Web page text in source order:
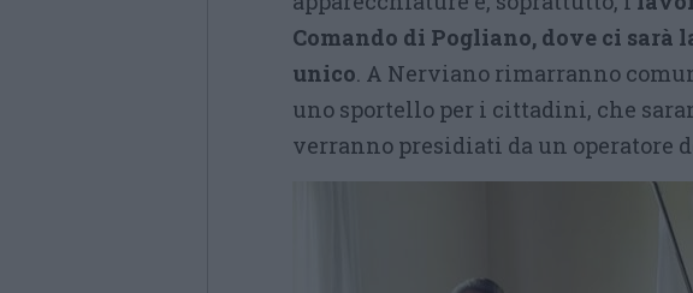
Comando di Pogliano, dove ci sarà
unico. A Nerviano rimarranno
uno sportello per i cittadini, che
verranno presidiati da un operatore